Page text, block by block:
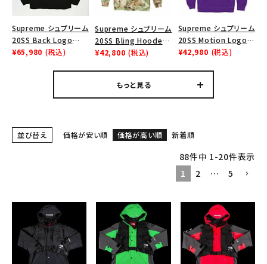
Supreme シュプリーム
20SS Back Logo
Sweater バックロゴク
¥65,980 (税込)
Supreme シュプリーム
20SS Bling Hooded
Sweatshirt ブリング
¥42,800 (税込)
Supreme シュプリーム
20SS Motion Logo
Hooded Sweatshirt
¥42,980 (税込)
もっと見る
並び替え 価格が安い順 価格が高い順 新着順
88件中 1-20件表示
1
2 … 5